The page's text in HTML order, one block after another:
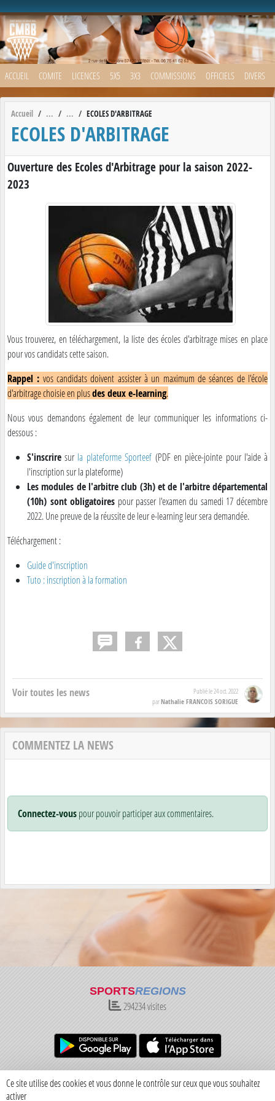
ACCUEIL COMITE LICENCES 5X5 3X3 COMMISSIONS OFFICIELS DIVERS
Accueil ECOLES D'ARBITRAGE
ECOLES D'ARBITRAGE
Ouverture des Ecoles d'Arbitrage pour la saison 2022-
2023
Vous trouverez, en téléchargement, la liste des écoles d'arbitrage mises en place
pour vos candidats cette saison.
Rappel : vos candidats doivent assister à un maximum de séances de l'école
d'arbitrage choisie en plusdes deux e-learning.
Nous vous demandons également de leur communiquer les informations ci-
dessous :
S'inscrire sur la plateforme Sporteef(PDF en pièce-jointe pour l'aide à
l'inscription sur la plateforme)
Les modules de l'arbitre club (3h) et de l'arbitre départemental
(10h) sont obligatoires pour passer l'examen du samedi 17 décembre
2022. Une preuve de la réussite de leur e-learning leur sera demandée.
Téléchargement :
Guide d'inscription
Tuto : inscription à la formation
Voir toutes les news Publié le24 oct. 2022
parNathalie FRANCOIS SORIGUE
COMMENTEZ LA NEWS
Connectez-vouspour pouvoir participer aux commentaires.
SPORTSREGIONS
294234visites
Informations légales Signaler un contenu inapproprié
Ce site utilise des cookies et vous donne le contrôle sur ceux que vous souhaitez
activer